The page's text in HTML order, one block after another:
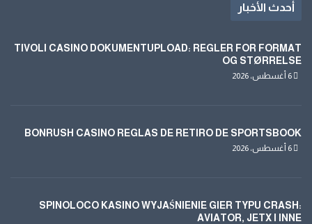
أحدث الأخبار
TIVOLI CASINO DOKUMENTUPLOAD: REGLER FOR FORMAT
OG STØRRELSE
BONRUSH CASINO REGLAS DE RETIRO DE SPORTSBOOK
SPINOLOCO KASINO WYJAŚNIENIE GIER TYPU CRASH:
AVIATOR, JETX I INNE